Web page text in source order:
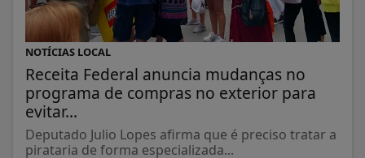
NOTÍCIAS LOCAL
Receita Federal anuncia mudanças no
programa de compras no exterior para
evitar...
Deputado Julio Lopes afirma que é preciso tratar a
pirataria de forma especializada...